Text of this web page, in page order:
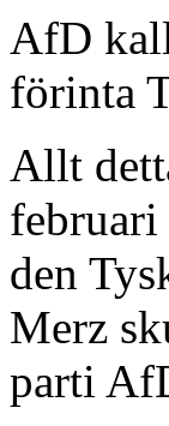
AfD
förinta
Allt
februari
den
Merz
parti